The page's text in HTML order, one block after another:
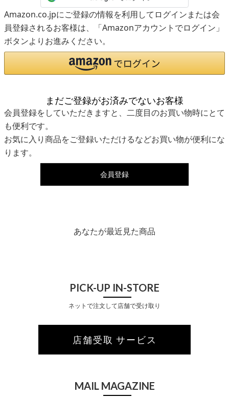
Amazon.co.jpにご登録の情報を利用してログインまたは会
員登録されるお客様は、「Amazonアカウントでログイン」
ボタンよりお進みください。
まだご登録がお済みでないお客様
会員登録をしていただきますと、二度目のお買い物時にとて
も便利です。
お気に入り商品をご登録いただけるなどお買い物が便利にな
ります。
会員登録
あなたが最近見た商品
PICK-UP IN-STORE
ネットで注文して店舗で受け取り
店舗受取 サービス
MAIL MAGAZINE